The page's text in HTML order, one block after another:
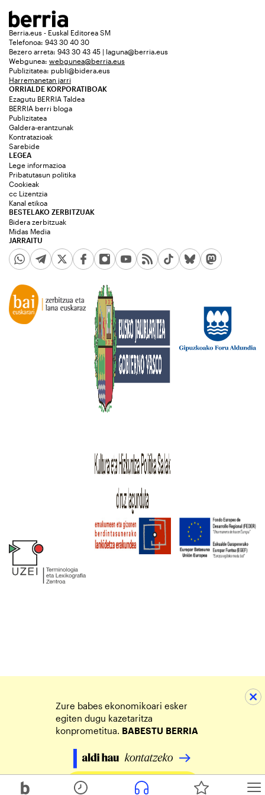
Berria.eus - Euskal Editorea SM
Telefonoa: 943 30 40 30
Bezero arreta: 943 30 43 45 | laguna@berria.eus
Webgunea: webgunea@berria.eus
Publizitatea: publi@bidera.eus
Harremanetan jarri
ORRIALDE KORPORATIBOAK
Ezagutu BERRIA Taldea
BERRIA berri bloga
Publizitatea
Galdera-erantzunak
Kontratazioak
Sarebide
JARRAITU
LEGEA
Lege informazioa
Pribatutasun politika
Cookieak
cc Lizentzia
Kanal etikoa
BESTELAKO ZERBITZUAK
Bidera zerbitzuak
Midas Media
Zure babes ekonomikoari esker
egiten dugu kazetaritza
konprometitua. BABESTU BERRIA
Egin zure ekarpena